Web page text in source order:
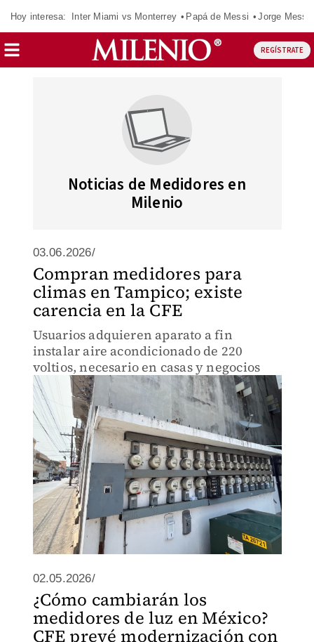
Hoy interesa: Inter Miami vs Monterrey Papá de Messi Jorge Messi
REGÍSTRATE
Noticias de Medidores en
Milenio
03.06.2026/
Compran medidores para
climas en Tampico; existe
carencia en la CFE
Usuarios adquieren aparato a fin
instalar aire acondicionado de 220
voltios, necesario en casas y negocios
02.05.2026/
¿Cómo cambiarán los
medidores de luz en México?
CFE prevé modernización con